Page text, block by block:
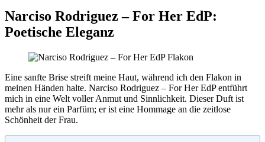
Narciso Rodriguez – For Her EdP:
Poetische Eleganz
Eine sanfte Brise streift meine Haut, während ich den Flakon in
meinen Händen halte. Narciso Rodriguez – For Her EdP entführt
mich in eine Welt voller Anmut und Sinnlichkeit. Dieser Duft ist
mehr als nur ein Parfüm; er ist eine Hommage an die zeitlose
Schönheit der Frau.